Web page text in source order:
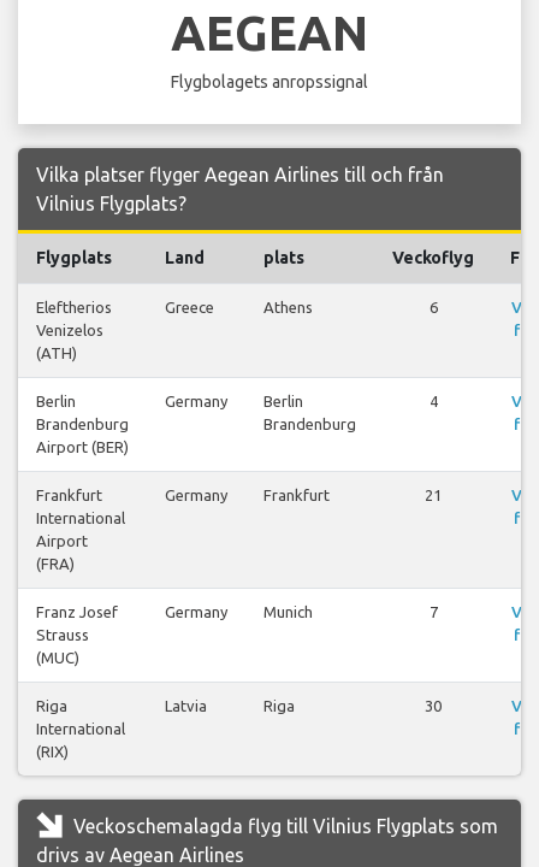
AEGEAN
Flygbolagets anropssignal
Vilka platser flyger Aegean Airlines till och från
Vilnius Flygplats?
Flygplats Land plats Veckoflyg
Eleftherios
Venizelos
(ATH)
Greece Athens 6
Berlin
Brandenburg
Airport (BER)
Germany
Berlin
Brandenburg
4
Frankfurt
International
Airport
(FRA)
Germany Frankfurt 21
Franz Josef
Strauss
(MUC)
Germany Munich 7
Riga
International
(RIX)
Latvia Riga 30
Veckoschemalagda flyg till Vilnius Flygplats som
drivs av Aegean Airlines